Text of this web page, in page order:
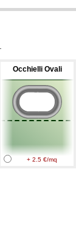
Occhielli Ovali
+ 2.5 €/mq